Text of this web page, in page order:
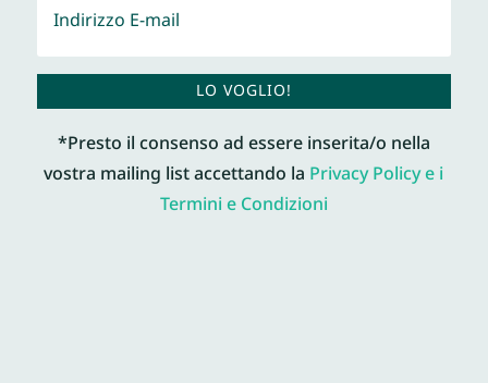
LO VOGLIO!
*Presto il consenso ad essere inserita/o nella
vostra mailing list accettando laPrivacy Policy e i
Termini e Condizioni